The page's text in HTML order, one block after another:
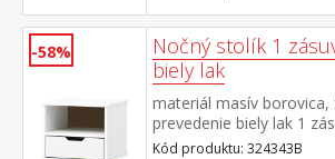
-58%
Nočný stolík 1
biely lak
materiál masív borovica,
prevedenie biely lak 1
pojazdmi
Kód produktu: 324343B